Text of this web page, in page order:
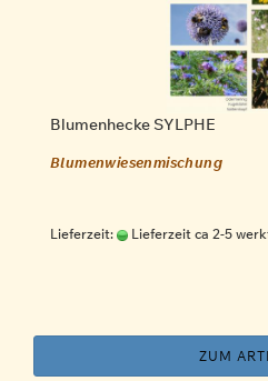
Blumenhecke SYLPHE
Blumenwiesenmischung
Lieferzeit: Lieferzeit ca 2-5
ZUM